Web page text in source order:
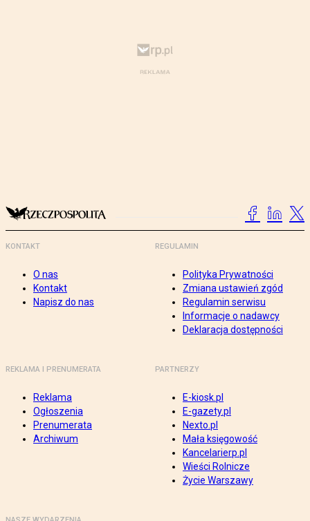
KONTAKT
O nas
Kontakt
Napisz do nas
REGULAMIN
Polityka Prywatności
Zmiana ustawień zgód
Regulamin serwisu
Informacje o nadawcy
Deklaracja dostępności
REKLAMA I PRENUMERATA
Reklama
Ogłoszenia
Prenumerata
Archiwum
PARTNERZY
E-kiosk.pl
E-gazety.pl
Nexto.pl
Mała księgowość
Kancelarierp.pl
Wieści Rolnicze
Życie Warszawy